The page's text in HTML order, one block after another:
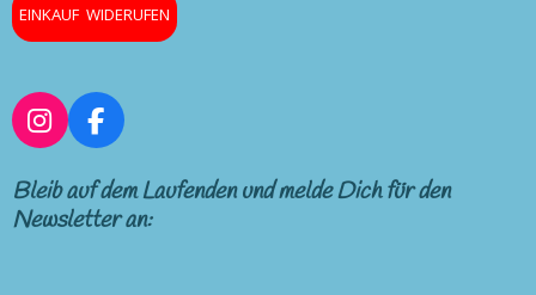
EINKAUF WIDERUFEN
I
n
s
t
a
F
a
c
e
b
Bleib auf dem Laufenden und melde Dich für den
Newsletter an: